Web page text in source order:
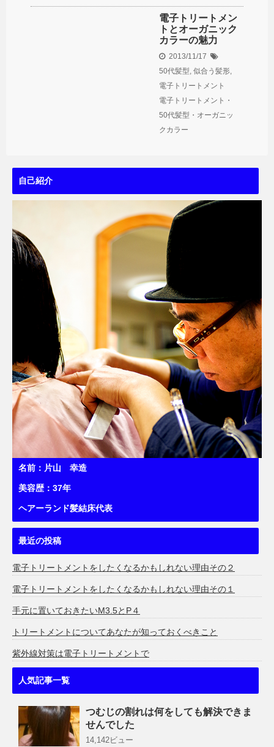
電子トリートメン
トとオーガニック
カラーの魅力
2013/11/17
50代髪型, 似合う髪形,
電子トリートメント
電子トリートメント・
50代髪型・オーガニッ
クカラー
自己紹介
名前：片山 幸造
美容歴：37年
ヘアーランド髪結床代表
最近の投稿
電子トリートメントをしたくなるかもしれない理由その２
電子トリートメントをしたくなるかもしれない理由その１
手元に置いておきたいM3.5とP４
トリートメントについてあなたが知っておくべきこと
紫外線対策は電子トリートメントで
人気記事一覧
つむじの割れは何をしても解決できま
せんでした
14,142ビュー